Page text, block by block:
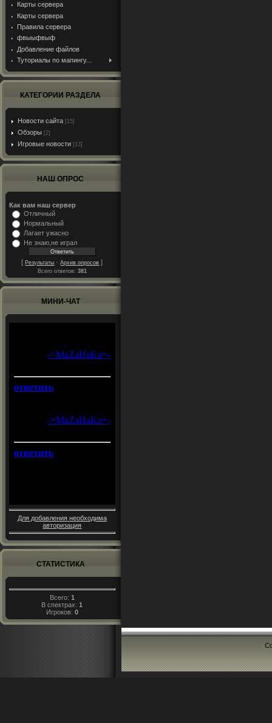
Карты сервера
Карты сервера
Правила сервера
фвыыфвыф
Добавление файлов
Туториалы по мапингу...
КАТЕГОРИИ РАЗДЕЛА
Новости сайта [15]
Обзоры [2]
Игровые новости [13]
НАШ ОПРОС
Как вам наш сервер
Отличный
Нормальный
Лагает ужасно
Не знаю,не играл
[Результаты ·Архив опросов ]
Всего ответов: 381
МИНИ-ЧАТ
Для добавления необходима
авторизация
СТАТИСТИКА
Всего: 1
В спектрах:1
Игроков: 0